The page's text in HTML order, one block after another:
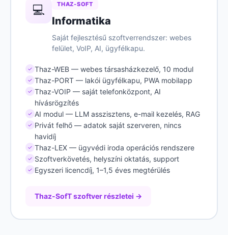
💻 THAZ-SOFT
Informatika
Saját fejlesztésű szoftverrendszer: webes
felület, VoIP, AI, ügyfélkapu.
✓ Thaz-WEB — webes társasházkezelő, 10 modul
✓ Thaz-PORT — lakói ügyfélkapu, PWA mobilapp
✓ Thaz-VOIP — saját telefonközpont, AI
hívásrögzítés
✓ AI modul — LLM asszisztens, e-mail kezelés, RAG
✓ Privát felhő — adatok saját szerveren, nincs
havidíj
✓ Thaz-LEX — ügyvédi iroda operációs rendszere
✓ Szoftverkövetés, helyszíni oktatás, support
✓ Egyszeri licencdíj, 1–1,5 éves megtérülés
Thaz-SofT szoftver részletei →